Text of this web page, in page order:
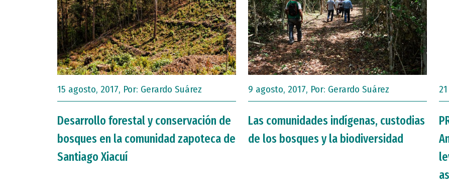
15 agosto, 2017, Por: Gerardo Suárez
Desarrollo forestal y conservación de
bosques en la comunidad zapoteca de
Santiago Xiacuí
9 agosto, 2017, Por: Gerardo Suárez
Las comunidades indígenas, custodias
de los bosques y la biodiversidad